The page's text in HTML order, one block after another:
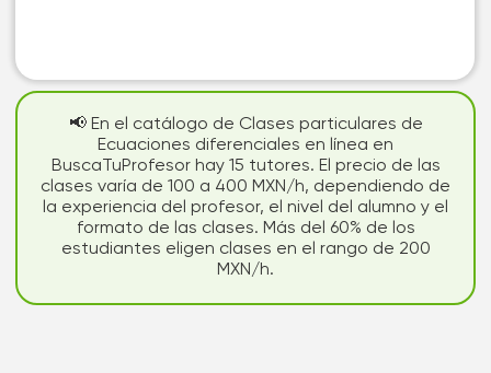
📢 En el catálogo de Clases particulares de
Ecuaciones diferenciales en línea en
BuscaTuProfesor hay 15 tutores. El precio de las
clases varía de 100 a 400 MXN/h, dependiendo de
la experiencia del profesor, el nivel del alumno y el
formato de las clases. Más del 60% de los
estudiantes eligen clases en el rango de 200
MXN/h.